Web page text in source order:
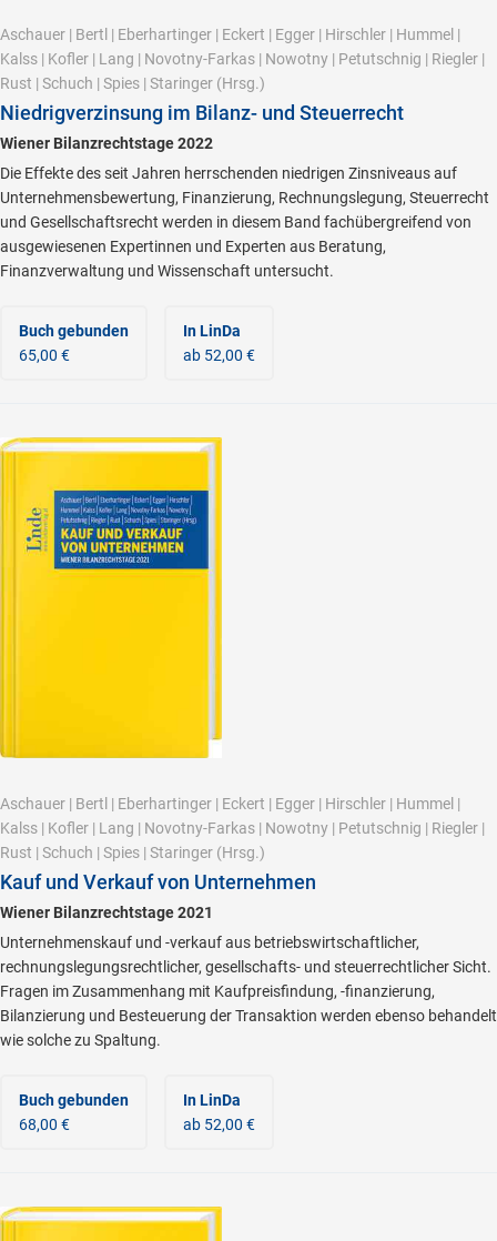
Aschauer | Bertl | Eberhartinger | Eckert | Egger | Hirschler | Hummel |
Kalss | Kofler | Lang | Novotny-Farkas | Nowotny | Petutschnig | Riegler |
Rust | Schuch | Spies | Staringer (Hrsg.)
Niedrigverzinsung im Bilanz- und Steuerrecht
Wiener Bilanzrechtstage 2022
Die Effekte des seit Jahren herrschenden niedrigen Zinsniveaus auf
Unternehmensbewertung, Finanzierung, Rechnungslegung, Steuerrecht
und Gesellschaftsrecht werden in diesem Band fachübergreifend von
ausgewiesenen Expertinnen und Experten aus Beratung,
Finanzverwaltung und Wissenschaft untersucht.
Buch gebunden
65,00 €
In LinDa
ab 52,00 €
Aschauer | Bertl | Eberhartinger | Eckert | Egger | Hirschler | Hummel |
Kalss | Kofler | Lang | Novotny-Farkas | Nowotny | Petutschnig | Riegler |
Rust | Schuch | Spies | Staringer (Hrsg.)
Kauf und Verkauf von Unternehmen
Wiener Bilanzrechtstage 2021
Unternehmenskauf und -verkauf aus betriebswirtschaftlicher,
rechnungslegungsrechtlicher, gesellschafts- und steuerrechtlicher Sicht.
Fragen im Zusammenhang mit Kaufpreisfindung, -finanzierung,
Bilanzierung und Besteuerung der Transaktion werden ebenso behandelt
wie solche zu Spaltung.
Buch gebunden
68,00 €
In LinDa
ab 52,00 €